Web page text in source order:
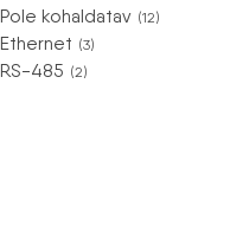
Pole kohaldatav (12)
Ethernet (3)
RS-485 (2)